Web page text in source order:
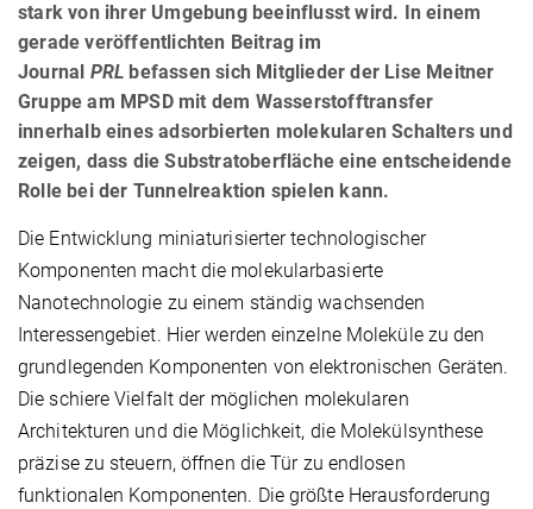
stark von ihrer Umgebung beeinflusst wird. In einem
gerade veröffentlichten Beitrag im
Journal PRL befassen sich Mitglieder der Lise Meitner
Gruppe am MPSD mit dem Wasserstofftransfer
innerhalb eines adsorbierten molekularen Schalters und
zeigen, dass die Substratoberfläche eine entscheidende
Rolle bei der Tunnelreaktion spielen kann.
Die Entwicklung miniaturisierter technologischer
Komponenten macht die molekularbasierte
Nanotechnologie zu einem ständig wachsenden
Interessengebiet. Hier werden einzelne Moleküle zu den
grundlegenden Komponenten von elektronischen Geräten.
Die schiere Vielfalt der möglichen molekularen
Architekturen und die Möglichkeit, die Molekülsynthese
präzise zu steuern, öffnen die Tür zu endlosen
funktionalen Komponenten. Die größte Herausforderung